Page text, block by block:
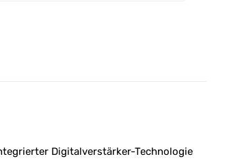
Digitalverstärker-Technologie